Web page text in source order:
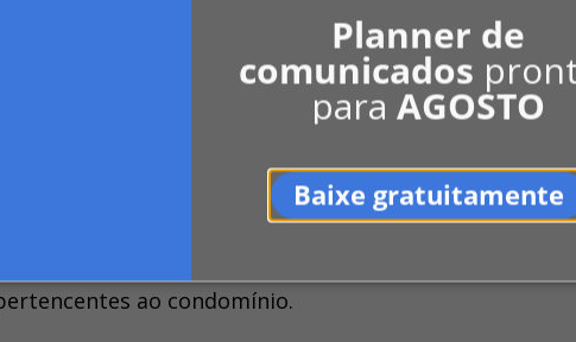
Planner de
comunicados
paraAGOSTO
Baixe gratuitamente
e objetos de uso pessoal dos condôminos. Quanto ao
chuva forte mesmo acompanhados de ventos
de veículos terrestres contra as áreas comuns
ao condomínio.